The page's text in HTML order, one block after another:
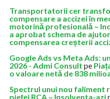
Transportatorii cer
compensare a accizei în
motorină profesională –
a aprobat schema de
compensarea creșterii
Google Ads vs Meta Ads:
2026 - Admi Consult pe
o valoare netă de 838
Spectrul unui nou faliment
pieței RCA – Insolventa-azi